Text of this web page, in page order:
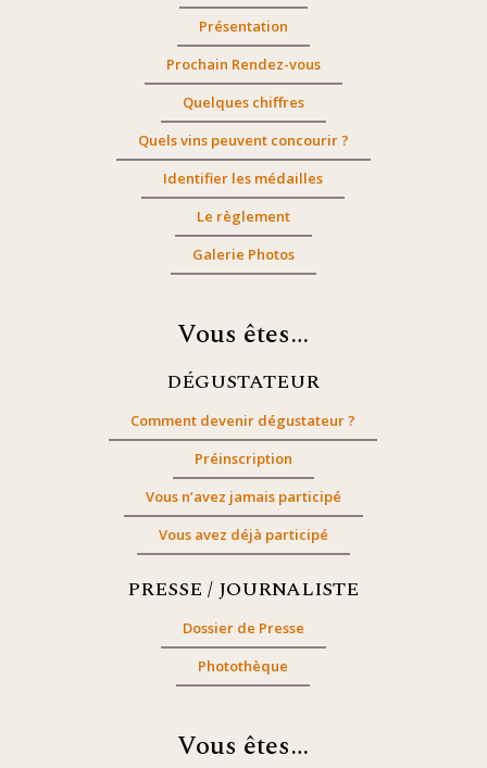
Présentation
Prochain Rendez-vous
Quelques chiffres
Quels vins peuvent concourir ?
Identifier les médailles
Le règlement
Galerie Photos
Vous êtes…
DÉGUSTATEUR
Comment devenir dégustateur ?
Préinscription
Vous n’avez jamais participé
Vous avez déjà participé
PRESSE / JOURNALISTE
Dossier de Presse
Photothèque
Vous êtes…